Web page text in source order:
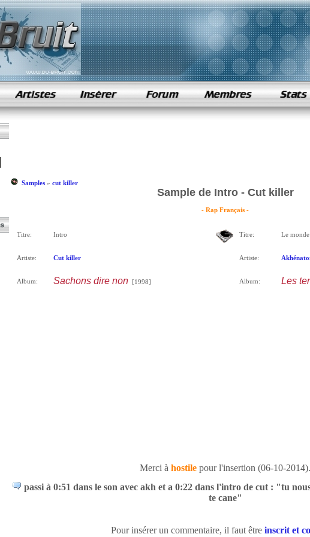
samples de rap
Samples» cut killer
Sample de Intro - Cut killer
- Rap Français -
Titre: Intro
Artiste: Cut killer
Album: Sachons dire non[1998]
Titre: Le
Artiste:
Album: Les
Merci à hostile pour l'insertion (06-10-2014).
passi à 0:51 dans le son avec akh et a 0:22 dans l'intro de cut : "tu
te cane"
Pour insérer un commentaire, il faut être inscrit et